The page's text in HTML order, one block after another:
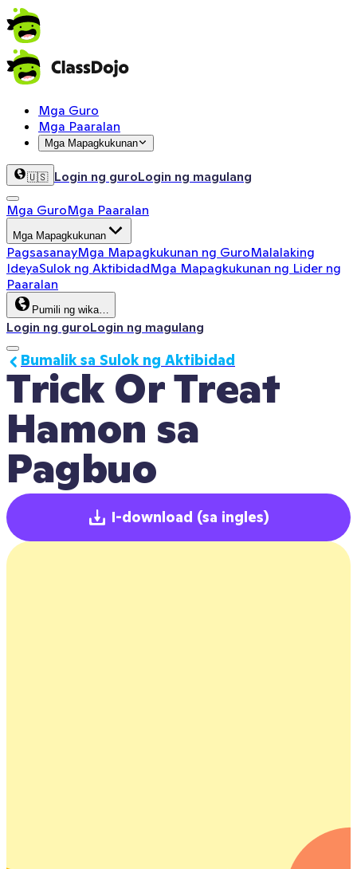
Mga Guro
Mga Paaralan
Mga Mapagkukunan
🇺🇸 Login ng guroLogin ng magulang
Mga GuroMga Paaralan
Mga Mapagkukunan
PagsasanayMga Mapagkukunan ng GuroMalalaking
IdeyaSulok ng AktibidadMga Mapagkukunan ng Lider ng
Paaralan
Pumili ng wika…
Login ng guroLogin ng magulang
Trick Or Treat
Hamon sa
Pagbuo
Bumalik sa Sulok ng Aktibidad
I-download (sa ingles)